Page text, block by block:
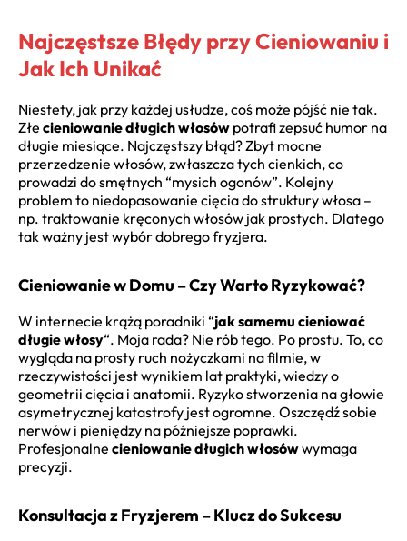
Najczęstsze Błędy przy Cieniowaniu i
Jak Ich Unikać
Niestety, jak przy każdej usłudze, coś może pójść nie tak.
Złe cieniowanie długich włosów potrafi zepsuć humor na
długie miesiące. Najczęstszy błąd? Zbyt mocne
przerzedzenie włosów, zwłaszcza tych cienkich, co
prowadzi do smętnych “mysich ogonów”. Kolejny
problem to niedopasowanie cięcia do struktury włosa –
np. traktowanie kręconych włosów jak prostych. Dlatego
tak ważny jest wybór dobrego fryzjera.
Cieniowanie w Domu – Czy Warto Ryzykować?
W internecie krążą poradniki “jak samemu cieniować
długie włosy“. Moja rada? Nie rób tego. Po prostu. To, co
wygląda na prosty ruch nożyczkami na filmie, w
rzeczywistości jest wynikiem lat praktyki, wiedzy o
geometrii cięcia i anatomii. Ryzyko stworzenia na głowie
asymetrycznej katastrofy jest ogromne. Oszczędź sobie
nerwów i pieniędzy na późniejsze poprawki.
Profesjonalne cieniowanie długich włosówwymaga
precyzji.
Konsultacja z Fryzjerem – Klucz do Sukcesu